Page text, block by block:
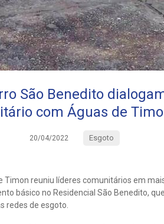
São Benedito
com Águas de
20/04/2022 Esgoto
Timon reuniu líderes comunitários em
básico no Residencial São Benedito,
redes de esgoto.